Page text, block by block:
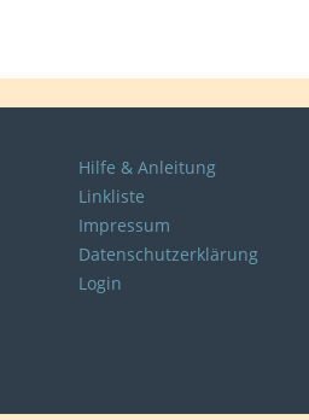
Hilfe & Anleitung
Linkliste
Impressum
Datenschutzerklärung
Login